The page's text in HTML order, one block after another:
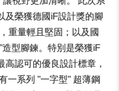
及榮獲德國iF設計獎的腳
重量輕且堅固；以及國
型腳鍊。特別是榮獲iF
認可的優良設計標章，
一系列 "一字型" 超薄鋼